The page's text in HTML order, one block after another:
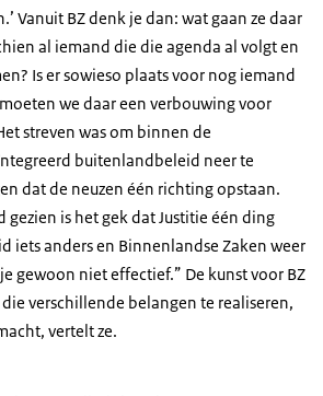
Vanuit BZ denk je dan: wat gaan ze daar
al iemand die die agenda al volgt en
Is er sowieso plaats voor nog iemand
we daar een verbouwing voor
streven was om binnen de
buitenlandbeleid neer te
dat de neuzen één richting opstaan.
is het gek dat Justitie één ding
iets anders en Binnenlandse Zaken weer
gewoon niet effectief.” De kunst voor BZ
verschillende belangen te realiseren,
vertelt ze.